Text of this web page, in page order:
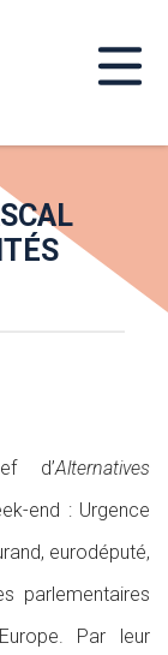
d’Alternatives
end : Urgence
eurodéputé,
parlementaires
Par leur